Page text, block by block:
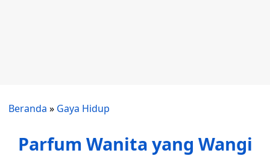
Beranda » Gaya Hidup
Parfum Wanita yang Wangi